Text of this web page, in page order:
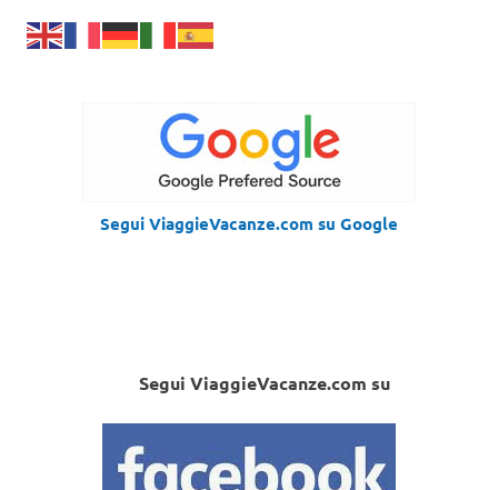
Segui ViaggieVacanze.com su Google
Segui ViaggieVacanze.com su